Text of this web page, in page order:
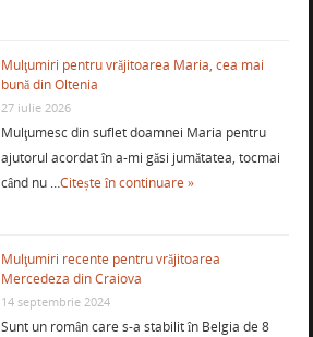
Mulţumiri pentru vrăjitoarea Maria, cea mai
bună din Oltenia
27 iulie 2026
Mulţumesc din suflet doamnei Maria pentru
ajutorul acordat în a-mi găsi jumătatea, tocmai
când nu …Citește în continuare »
Mulţumiri recente pentru vrăjitoarea
Mercedeza din Craiova
14 septembrie 2024
Sunt un român care s-a stabilit în Belgia de 8